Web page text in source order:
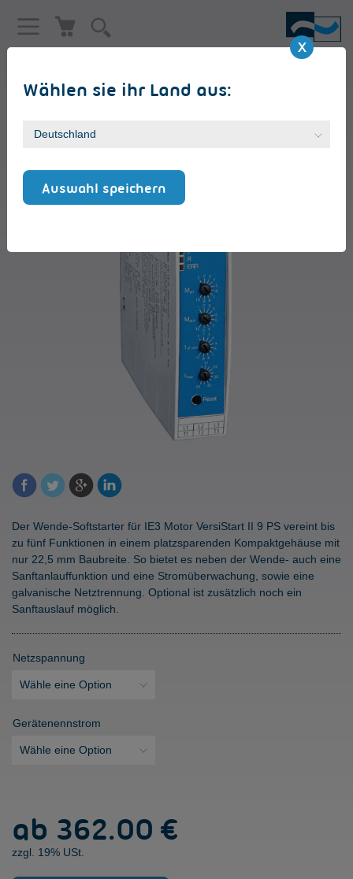
Wählen sie ihr Land aus:
Auswahl speichern
VersiStart II 9 PS [9A]
Der Wende-Softstarter für IE3 Motor VersiStart II 9 PS vereint bis
zu fünf Funktionen in einem platzsparenden Kompaktgehäuse mit
nur 22,5 mm Baubreite. So bietet es neben der Wende- auch eine
Sanftanlauffunktion und eine Stromüberwachung, sowie eine
galvanische Netztrennung. Optional ist zusätzlich noch ein
Sanftauslauf möglich.
Netzspannung
Gerätenennstrom
9
PS
ab 362.00 €
zzgl. 19% USt.